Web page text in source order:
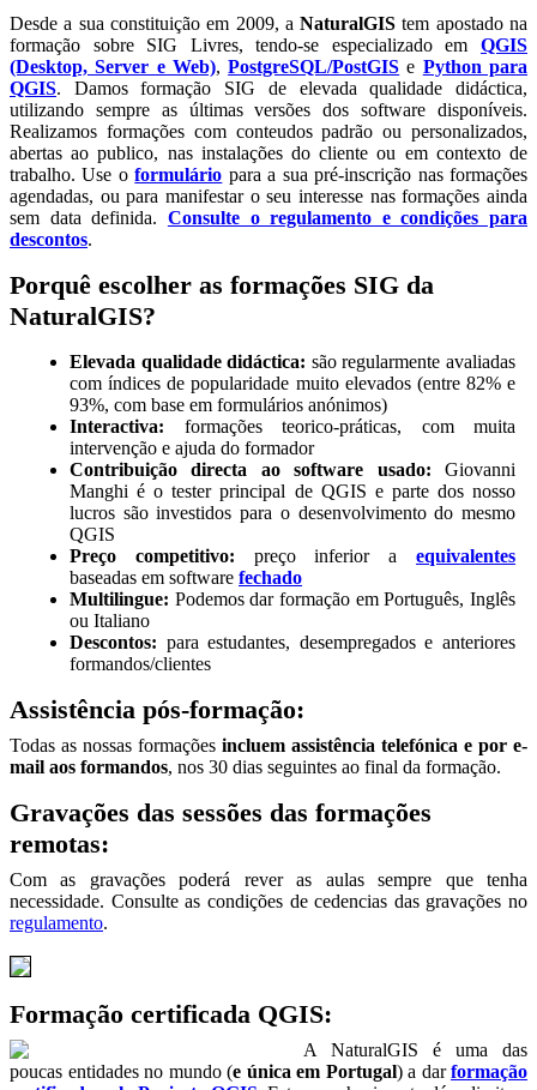
Desde a sua constituição em 2009, aNaturalGIS tem apostado na
formação sobre SIG Livres, tendo-se especializado em QGIS
(Desktop, Server e Web),PostgreSQL/PostGIS e Python para
QGIS. Damos formação SIG de elevada qualidade didáctica,
utilizando sempre as últimas versões dos software disponíveis.
Realizamos formações com conteudos padrão ou personalizados,
abertas ao publico, nas instalações do cliente ou em contexto de
trabalho. Use oformulário para a sua pré-inscrição nas formações
agendadas, ou para manifestar o seu interesse nas formações ainda
sem data definida. Consulte o regulamento e condições para
descontos.
Porquê escolher as formações SIG da
NaturalGIS?
Elevada qualidade didáctica: são regularmente avaliadas
com índices de popularidade muito elevados (entre 82% e
93%, com base em formulários anónimos)
Interactiva: formações teorico-práticas, com muita
intervenção e ajuda do formador
Contribuição directa ao software usado: Giovanni
Manghi é o tester principal de QGIS e parte dos nosso
lucros são investidos para o desenvolvimento do mesmo
QGIS
Preço competitivo: preço inferior aequivalentes
baseadas em software fechado
Multilingue: Podemos dar formação em Português, Inglês
ou Italiano
Descontos: para estudantes, desempregados e anteriores
formandos/clientes
Assistência pós-formação:
Todas as nossas formações incluem assistência telefónica e por e-
mail aos formandos, nos 30 dias seguintes ao final da formação.
Gravações das sessões das formações
remotas:
Com as gravações poderá rever as aulas sempre que tenha
necessidade. Consulte as condições de cedencias das gravações no
regulamento.
Formação certificada QGIS:
A NaturalGIS é uma das
poucas entidades no mundo (e única em Portugal) a darformação